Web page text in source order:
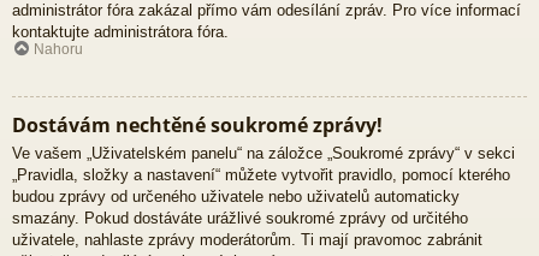
administrátor fóra zakázal přímo vám odesílání zpráv. Pro více informací
kontaktujte administrátora fóra.
Nahoru
Dostávám nechtěné soukromé zprávy!
Ve vašem „Uživatelském panelu“ na záložce „Soukromé zprávy“ v sekci
„Pravidla, složky a nastavení“ můžete vytvořit pravidlo, pomocí kterého
budou zprávy od určeného uživatele nebo uživatelů automaticky
smazány. Pokud dostáváte urážlivé soukromé zprávy od určitého
uživatele, nahlaste zprávy moderátorům. Ti mají pravomoc zabránit